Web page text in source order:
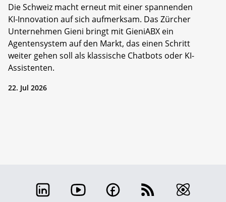
Die Schweiz macht erneut mit einer spannenden
KI-Innovation auf sich aufmerksam. Das Zürcher
Unternehmen Gieni bringt mit GieniABX ein
Agentensystem auf den Markt, das einen Schritt
weiter gehen soll als klassische Chatbots oder KI-
Assistenten.
22. Jul 2026